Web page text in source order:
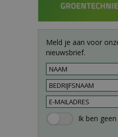
Meld je aan voor
nieuwsbrief.